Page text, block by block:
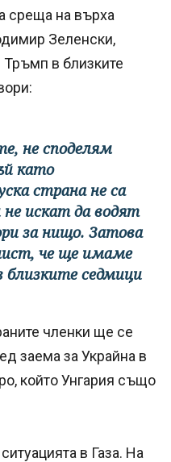
среща на върха
Зеленски,
в близките
не споделям
като
страна не са
не искат да водят
за нищо. Затова
че ще имаме
близките седмици
членки ще се
заема за Украйна в
който Унгария също
в Газа. На